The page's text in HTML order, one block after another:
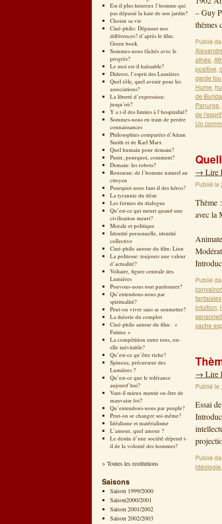
Est-il plus heureux l’homme qui
pas dépassé la haie de son jardin?
Choisir sa vie
Ciné-philo: Dépasser nos
différences? d’après le film:
Green book
Sommes-nous fâchés avec le
progrès?
Le moi est-il haïssable?
Diderot, l’esprit des Lumières
Quel rôle, quel avenir pour les
associations?
La liberté d’expression:
jusqu’où?
Y a t-il des limites à l’hospitalité?
Sommes-nous en train de perdre
connaissances
Philosophies comparées d’Adam
Smith et de Karl Marx
Quel humain pour demain?
Punir, pourquoi, comment?
Demain: les robots?
Rousseau: de l’homme naturel au
citoyen
Pourquoi nous faut-il des héros?
La tyrannie du désir
Les formes du dialogue
Qu’est-ce qui meurt quand une
civilisation meurt?
Morale et politique
Identité personnelle, identité
collective
Ciné-philo autour du film: Lion
La politesse: toujours une valeur
d’actualité?
Voltaire, figure centrale des
Lumières
Pouvons-nous tout pardonner?
Qu’entendons-nous par
spiritualité?
Peut-on vivre sans se soumettre?
La théorie du complot
Ciné-philo autour du film: »
Fatima »
La compétition entre tous, est-
elle inévitable?
Qu’est-ce qu’être riche?
Spinoza, précurseur des
Lumières ?
Qu’est-ce que le tolérance
aujourd’hui?
Vaut-il mieux mentir ou être de
mauvaise foi?
Qu’entendons-nous par peuple?
Peut-on se changer soi-même?
Idéalisme et matérialisme
L’amour, quel amour ?
Le destin d’une société dépend t-
il de la volonté des hommes?
> Toutes les restitutions
Saisons
Saison 1999/2000
Saison2000/2001
Saison 2001/2002
Saison 2002/2003
– Guy
thèmes
Publié
athée,
positive,
garde fou
Hume,
de
Panurge,
de l'esprit
Un
→ Lire
Publié le
Thème
avec la
Publié
fantaisies
intuition,
vache
→ Lire
Publié le
Essai
Publié
idéologie,